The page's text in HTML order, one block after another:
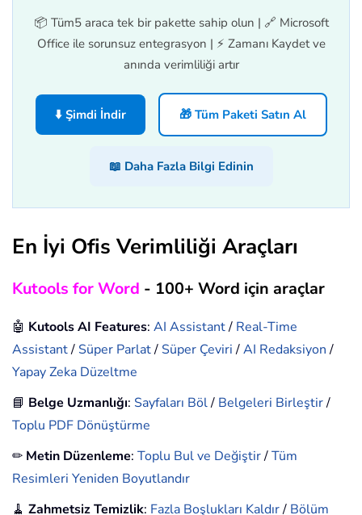
📦 Tüm5 araca tek bir pakette sahip olun | 🔗 Microsoft
Office ile sorunsuz entegrasyon | ⚡ Zamanı Kaydet ve
anında verimliliği artır
⬇️ Şimdi İndir 🎁 Tüm Paketi Satın Al
📖 Daha Fazla Bilgi Edinin
En İyi Ofis Verimliliği Araçları
Kutools for Word - 100+ Word için araçlar
🤖 Kutools AI Features: AI Assistant/ Real-Time
Assistant/ Süper Parlat/ Süper Çeviri/AI Redaksiyon/
Yapay Zeka Düzeltme
📘 Belge Uzmanlığı: Sayfaları Böl/ Belgeleri Birleştir/
Toplu PDF Dönüştürme
✏ Metin Düzenleme: Toplu Bul ve Değiştir/Tüm
Resimleri Yeniden Boyutlandır
🧹 Zahmetsiz Temizlik: Fazla Boşlukları Kaldır/ Bölüm